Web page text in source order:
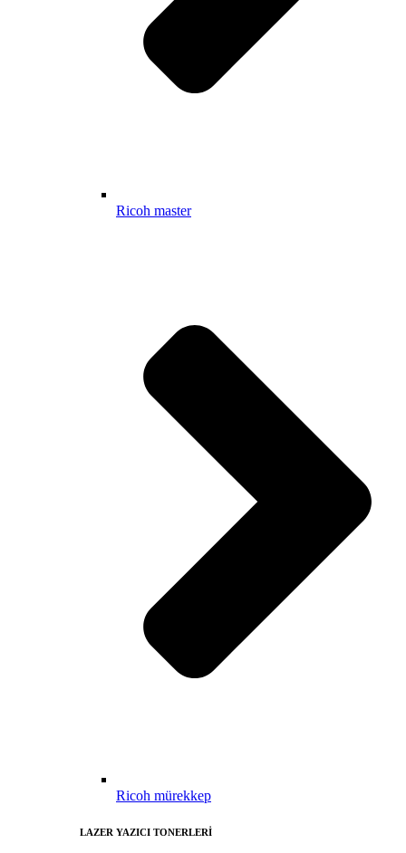
Ricoh master
Ricoh mürekkep
LAZER YAZICI TONERLERİ